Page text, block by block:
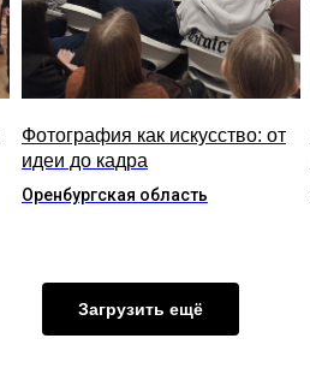
Фотография как искусство: от
идеи до кадра
Оренбургская область
Загрузить ещё